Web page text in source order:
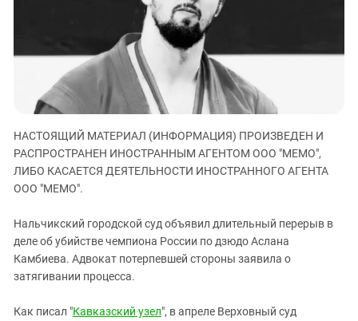
ЗАСТАВЛЯЕТ
КАВКАЗ ЗА ПАЛЕСТИНУ
ИНАКОМЫСЛИЕ В ЧЕЧНЕ
ПРЕСЛЕДОВАНИЕ АКТИВИСТОВ
МОБИЛИЗАЦИЯ И ПРОТЕСТЫ
Кабардино-Балкария
Калмыкия
Карачаево-Черкесия
Краснодарский край
Российская Федерация
Северная Осетия - Алания
СКФО
Ставропольский край
Чечня
НАСТОЯЩИЙ МАТЕРИАЛ (ИНФОРМАЦИЯ) ПРОИЗВЕДЕН И
РАСПРОСТРАНЕН ИНОСТРАННЫМ АГЕНТОМ ООО "МЕМО",
ЛИБО КАСАЕТСЯ ДЕЯТЕЛЬНОСТИ ИНОСТРАННОГО АГЕНТА
ООО "МЕМО".
Нальчикский городской суд объявил длительный перерыв в
деле об убийстве чемпиона России по дзюдо Аслана
Камбиева. Адвокат потерпевшей стороны заявила о
затягивании процесса.
Как писал "Кавказский узел", в апреле Верховный суд